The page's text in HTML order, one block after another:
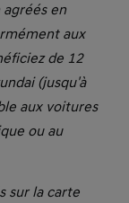
en
aux
de 12
(jusqu'à
aux voitures
ou au
sur la carte